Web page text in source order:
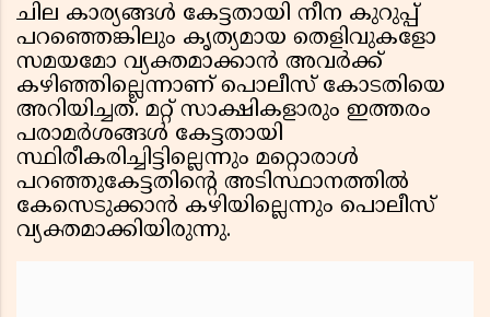
ചില കാര്യങ്ങൾ കേട്ടതായി നീന കുറുപ്പ്
പറഞ്ഞെങ്കിലും കൃത്യമായ തെളിവുകളോ
സമയമോ വ്യക്തമാക്കാൻ അവർക്ക്
കഴിഞ്ഞില്ലെന്നാണ് പൊലീസ് കോടതിയെ
അറിയിച്ചത്. മറ്റ് സാക്ഷികളാരും ഇത്തരം
പരാമർശങ്ങൾ കേട്ടതായി
സ്ഥിരീകരിച്ചിട്ടില്ലെന്നും മറ്റൊരാൾ
പറഞ്ഞുകേട്ടതിന്റെ അടിസ്ഥാനത്തിൽ
കേസെടുക്കാൻ കഴിയില്ലെന്നും പൊലീസ്
വ്യക്തമാക്കിയിരുന്നു.